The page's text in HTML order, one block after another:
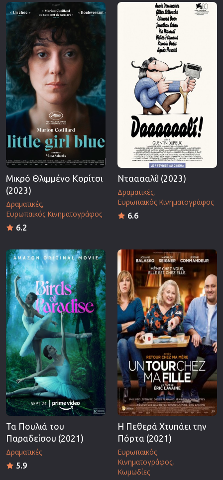
Επιστημονικής Φαντασίας
Ευρωπαικός Κινηματογράφος
Θρησκευτικές
Θρίλερ
Ιστορικές
Καταστροφής
Μικρό Θλιμμένο Κορίτσι
(2023)
Δραματικές
Ευρωπαικός Κινηματογράφος
6.2
Ντααααλί! (2023)
Δραματικές
Ευρωπαικός Κινηματογράφος
6.6
Τα Πουλιά του
Παραδείσου (2021)
Δραματικές
5.9
Η Πεθερά Χτυπάει την
Πόρτα (2021)
Ευρωπαικός
Κινηματογράφος
Κωμωδίες